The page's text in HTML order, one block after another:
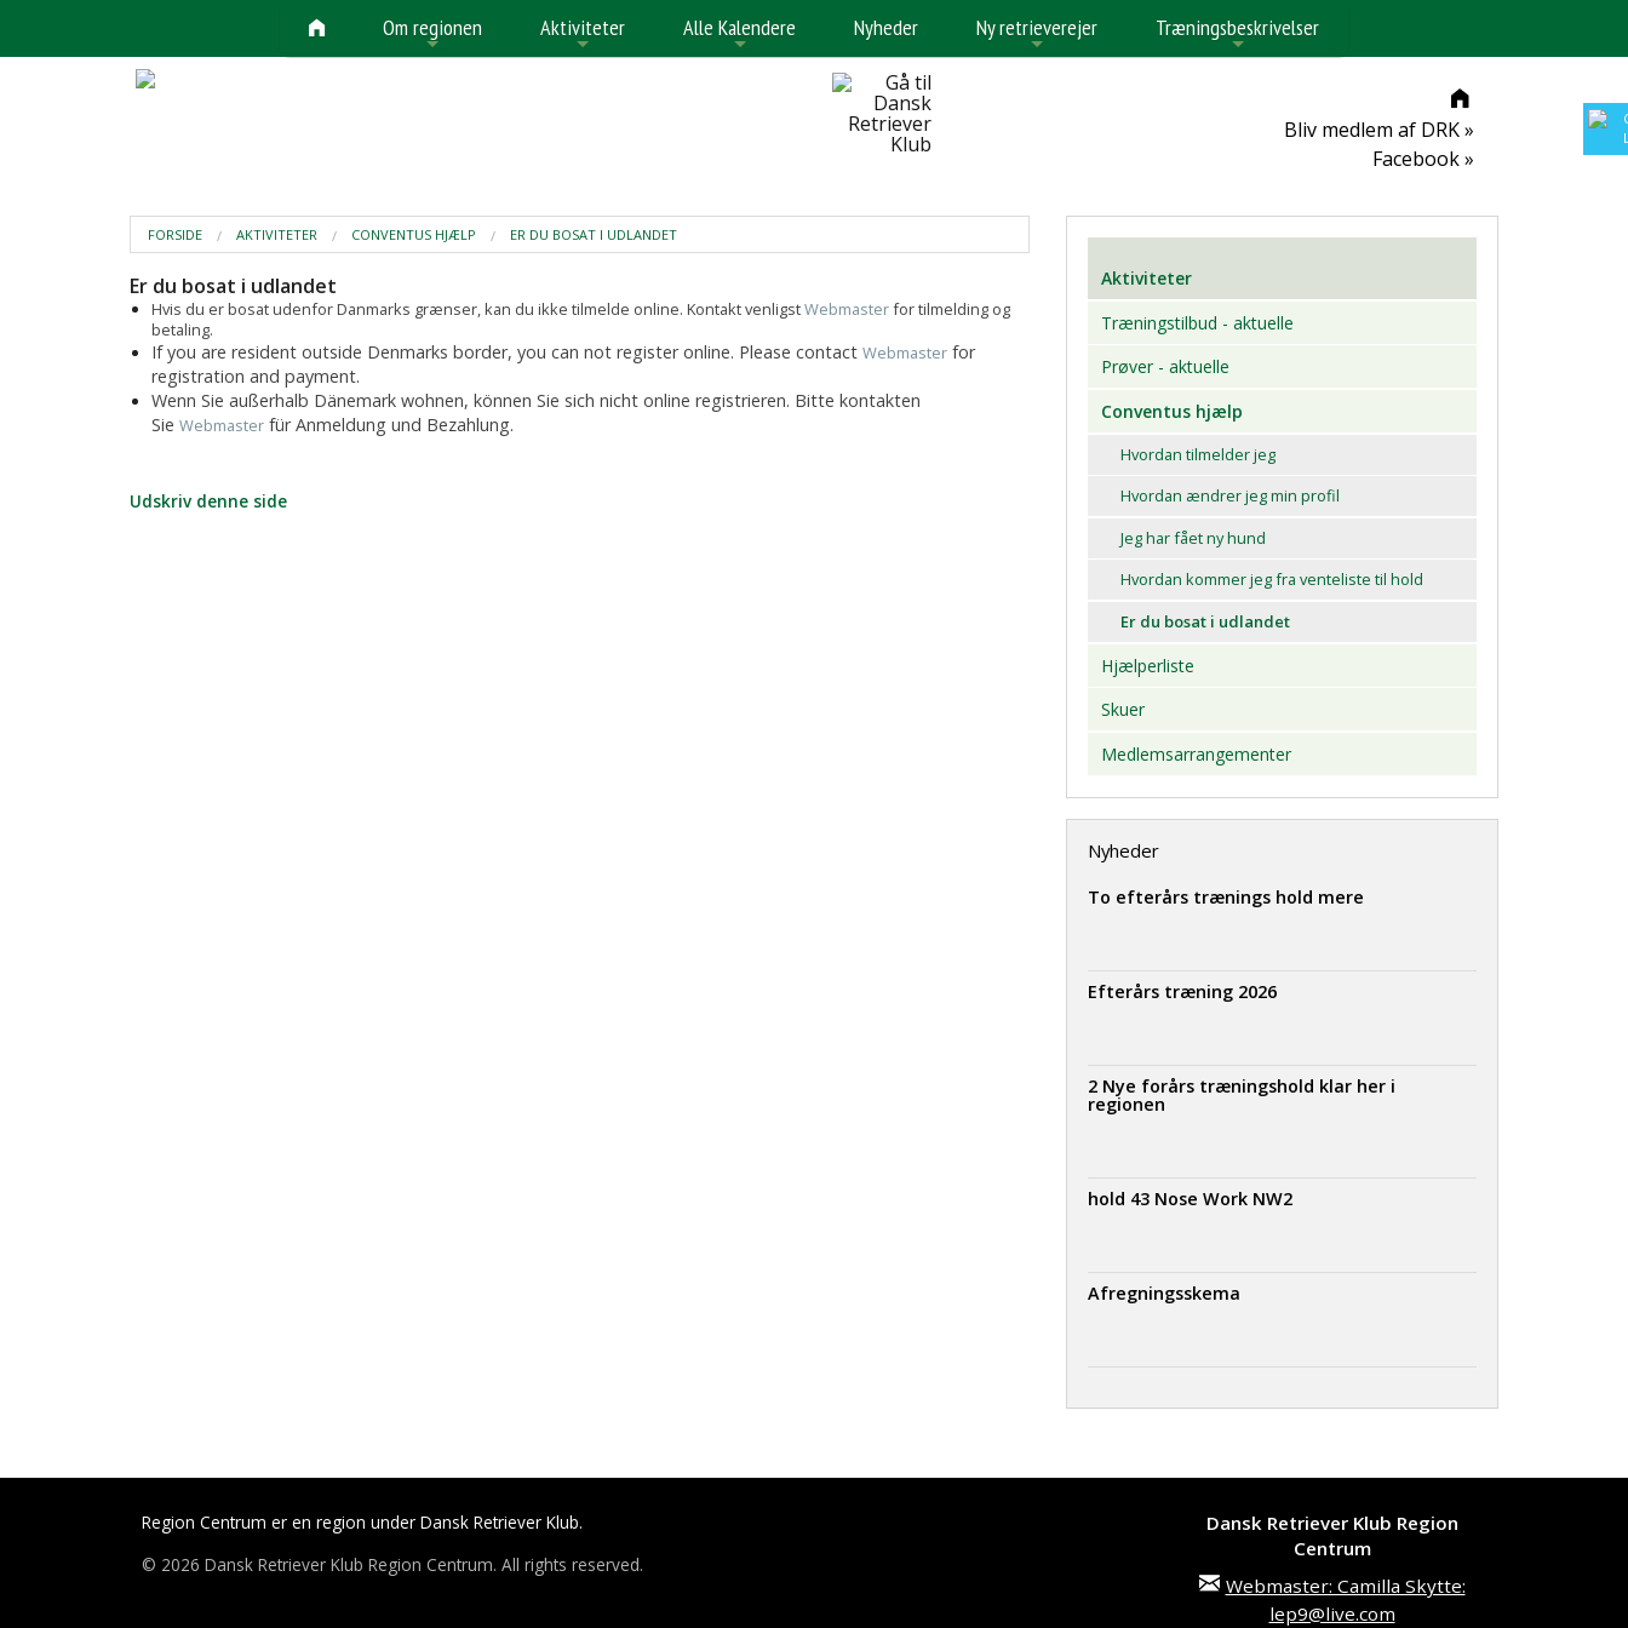
Om regionen Aktiviteter Alle Kalendere Nyheder Ny retrieverejer Træningsbeskrivelser
Bliv medlem af DRK »
Facebook »
FORSIDE AKTIVITETER CONVENTUS HJÆLP ER DU BOSAT I UDLANDET
Er du bosat i udlandet
Hvis du er bosat udenfor Danmarks grænser, kan du ikke tilmelde online. Kontakt venligstWebmasterfor tilmelding og
betaling.
If you are resident outside Denmarks border, you can not register online. Please contact Webmasterfor
registration and payment.
Wenn Sie außerhalb Dänemark wohnen, können Sie sich nicht online registrieren. Bitte kontakten
Sie Webmasterfür Anmeldung und Bezahlung.
Udskriv denne side
Aktiviteter
Træningstilbud - aktuelle
Prøver - aktuelle
Conventus hjælp
Hvordan tilmelder jeg
Hvordan ændrer jeg min profil
Jeg har fået ny hund
Hvordan kommer jeg fra venteliste til hold
Er du bosat i udlandet
Hjælperliste
Skuer
Medlemsarrangementer
Nyheder
To efterårs trænings hold mere
Efterårs træning 2026
2 Nye forårs træningshold klar her i
regionen
hold 43 Nose Work NW2
Afregningsskema
Region Centrum er en region under Dansk Retriever Klub.
© 2026 Dansk Retriever Klub Region Centrum. All rights reserved.
Dansk Retriever Klub Region
Centrum
Webmaster: Camilla Skytte:
lep9@live.com